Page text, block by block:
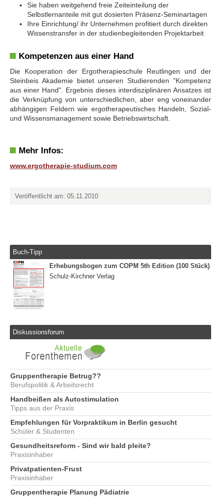
Sie haben weitgehend freie Zeiteinteilung der
Selbstlernanteile mit gut dosierten Präsenz-Seminartagen
Ihre Einrichtung/ ihr Unternehmen profitiert durch direkten
Wissenstransfer in der studienbegleitenden Projektarbeit
Kompetenzen aus einer Hand
Die Kooperation der Ergotherapieschule Reutlingen und der
Steinbeis Akademie bietet unseren Studierenden "Kompetenz
aus einer Hand". Ergebnis dieses interdisziplinären Ansatzes ist
die Verknüpfung von unterschiedlichen, aber eng voneinander
abhängigen Feldern wie ergotherapeutisches Handeln, Sozial-
und Wissensmanagement sowie Betriebswirtschaft.
Mehr Infos:
www.ergotherapie-studium.com
Veröffentlicht am: 05.11.2010
Buch-Tipp
Erhebungsbogen zum COPM 5th Edition (100 Stück)
Schulz-Kirchner Verlag
Diskussionsforum
Gruppentherapie Betrug??
Berufspolitik & Arbeitsrecht
Handbeißen als Autostimulation
Tipps aus der Praxis
Empfehlungen für Vorpraktikum in Berlin gesucht
Schüler & Studenten
Gesundheitsreform - Sind wir bald pleite?
Praxisinhaber
Privatpatienten-Frust
Praxisinhaber
Gruppentherapie Planung Pädiatrie